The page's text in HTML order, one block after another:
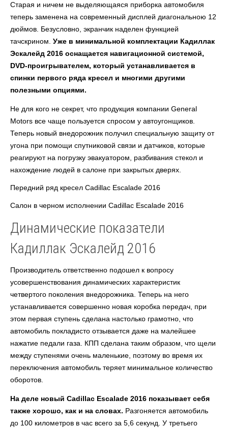
Старая и ничем не выделяющаяся приборка автомобиля
теперь заменена на современный дисплей диагональною 12
дюймов. Безусловно, экранчик наделен функцией
тачскрином. Уже в минимальной комплектации Кадиллак
Эскалейд 2016 оснащается навигационной системой,
DVD-проигрывателем, который устанавливается в
спинки первого ряда кресел и многими другими
полезными опциями.
Не для кого не секрет, что продукция компании General
Motors все чаще пользуется спросом у автоугонщиков.
Теперь новый внедорожник получил специальную защиту от
угона при помощи спутниковой связи и датчиков, которые
реагируют на погрузку эвакуатором, разбивания стекол и
нахождение людей в салоне при закрытых дверях.
Передний ряд кресел Cadillac Escalade 2016
Салон в черном исполнении Cadillac Escalade 2016
Динамические показатели
Кадиллак Эскалейд 2016
Производитель ответственно подошел к вопросу
усовершенствования динамических характеристик
четвертого поколения внедорожника. Теперь на него
устанавливается совершенно новая коробка передач, при
этом первая ступень сделана настолько грамотно, что
автомобиль покладисто отзывается даже на малейшее
нажатие педали газа. КПП сделана таким образом, что щели
между ступенями очень маленькие, поэтому во время их
переключения автомобиль теряет минимальное количество
оборотов.
На деле новый Cadillac Escalade 2016 показывает себя
также хорошо, как и на словах. Разгоняется автомобиль
до 100 километров в час всего за 5,6 секунд. У третьего